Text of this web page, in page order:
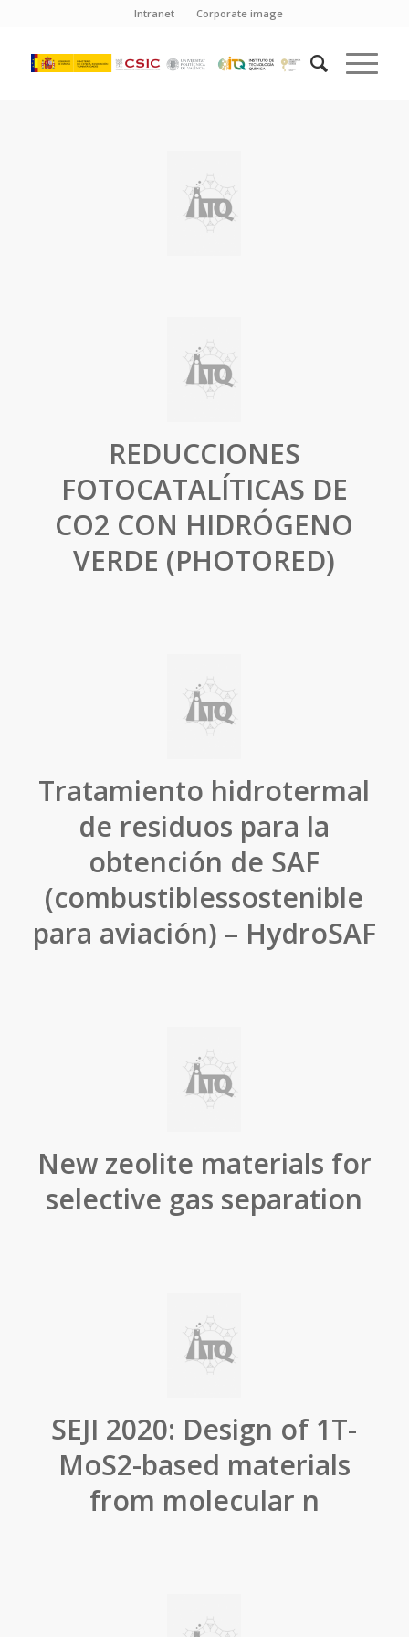
Intranet Corporate image
REDUCCIONES
FOTOCATALÍTICAS DE
CO2 CON HIDRÓGENO
VERDE (PHOTORED)
Tratamiento hidrotermal
de residuos para la
obtención de SAF
(combustiblessostenible
para aviación) – HydroSAF
New zeolite materials for
selective gas separation
SEJI 2020: Design of 1T-
MoS2-based materials
from molecular n